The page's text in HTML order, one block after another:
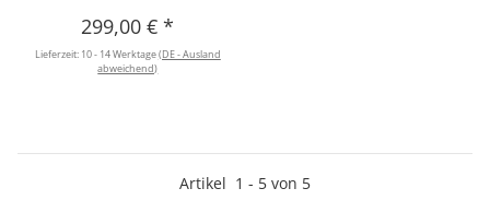
299,00 €*
Lieferzeit: 10 - 14 Werktage(DE - Ausland
abweichend)
Artikel 1 - 5 von 5